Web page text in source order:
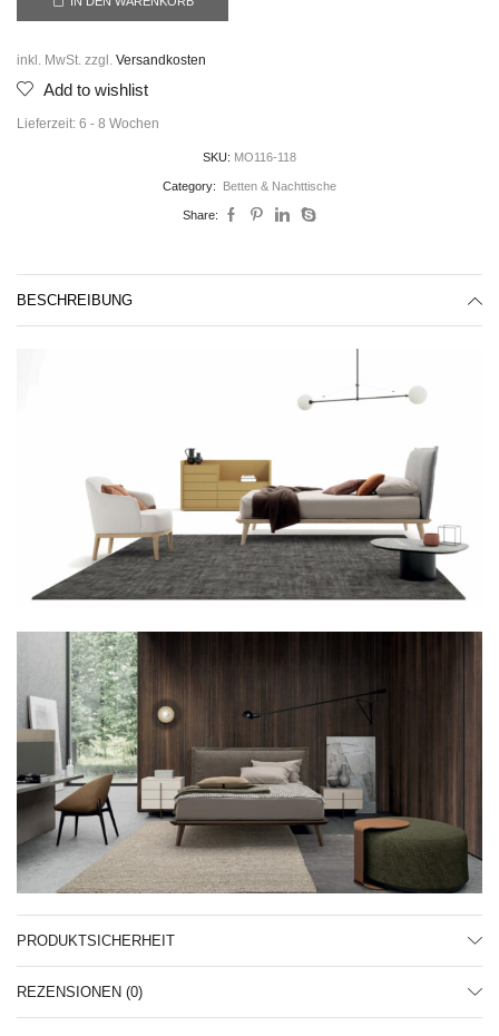
inkl. MwSt. zzgl. Versandkosten
Add to wishlist
Lieferzeit: 6 - 8 Wochen
SKU: MO116-118
Category: Betten & Nachttische
Share:
BESCHREIBUNG
PRODUKTSICHERHEIT
REZENSIONEN (0)